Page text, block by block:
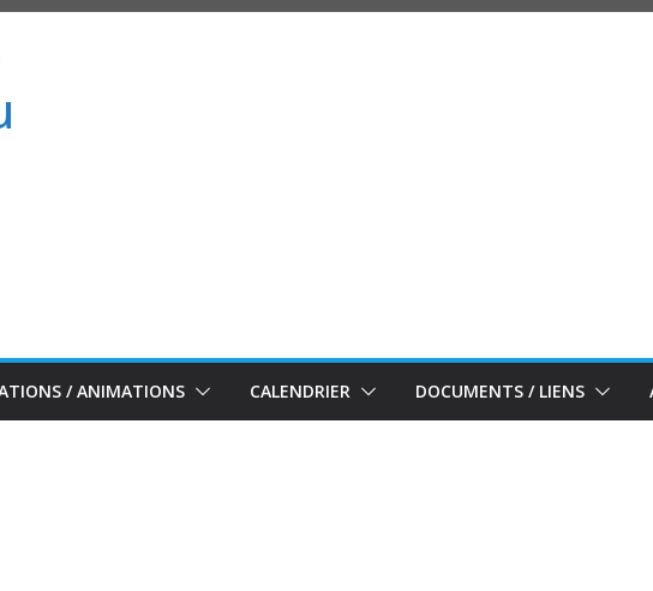
/ ANIMATIONS CALENDRIER DOCUMENTS / LIENS